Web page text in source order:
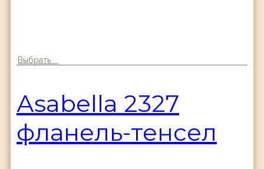
Выбрать ...
Аsabella 2327
фланель-тенсел